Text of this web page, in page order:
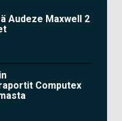
Audeze Maxwell 2
Computex